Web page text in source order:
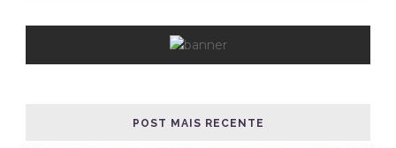
POST MAIS RECENTE